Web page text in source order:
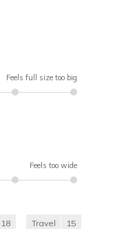
Feels full size too big
Feels too wide
18 Travel 15